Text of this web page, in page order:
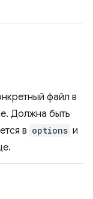
файл в
Должна быть
в options и